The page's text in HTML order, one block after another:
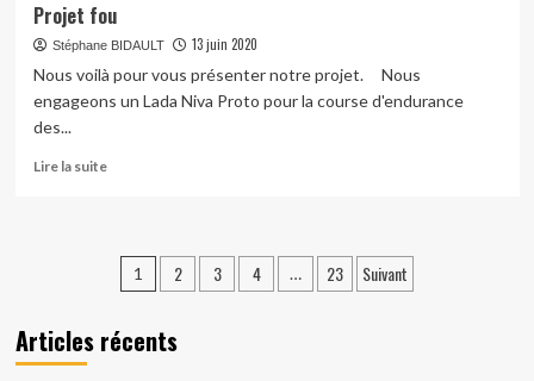
Projet fou
Stéphane BIDAULT 13 juin 2020
Nous voilà pour vous présenter notre projet. Nous
engageons un Lada Niva Proto pour la course d'endurance
des...
Lire la suiteEn
Projet
Pagination
publications
1 2 3 4 … 23 Suivant
Articles récents